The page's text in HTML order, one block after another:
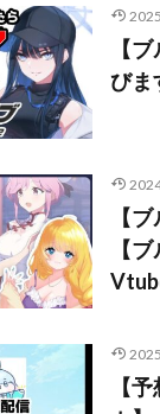
【
びま
【
【
【